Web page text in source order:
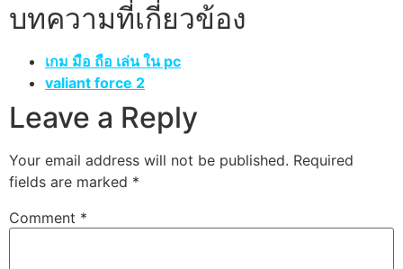
บทความที่เกี่ยวข้อง
เกม มือ ถือ เล่น ใน pc
valiant force 2
Leave a Reply
Your email address will not be published. Required
fields are marked *
Comment *